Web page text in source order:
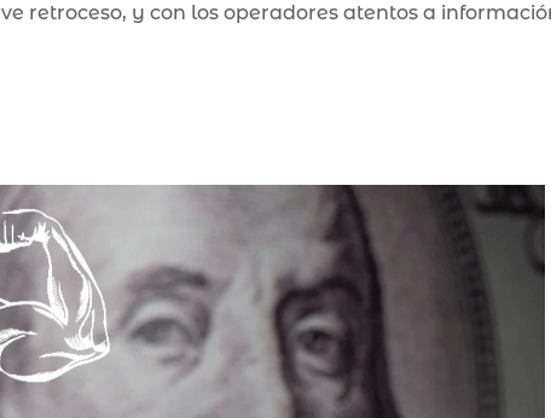
retroceso, y con los operadores atentos a